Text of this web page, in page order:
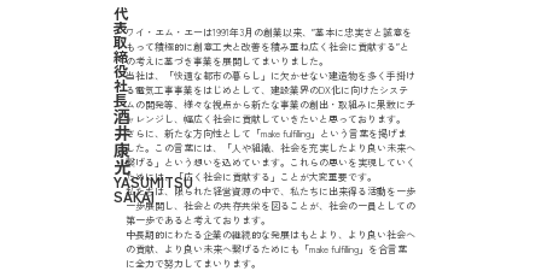
ワイ・エム・エーは1991年3月の創業以来、″基本に忠実さと誠意を
もって積極的に創意工夫と改善を積み重ね広く社会に貢献する″と
の考えに基づき事業を展開してまいりました。
当社は、「快適な都市の暮らし」に欠かせない建造物を多く手掛け
る電気工事事業をはじめとして、建設業界のDX化に向けたシステ
ムの開発等、様々な視点から新たな事業の創出・取組みに果敢にチ
ャレンジし、幅広く社会に貢献していきたいと思っております。
さらに、新たな方向性として「make fulfilling」という言葉を掲げま
した。この言葉には、「人や組織、社会を充実したより良い未来へ
繋げる」という想いを込めています。これらの思いを実現していく
ためには、「広く社会に貢献する」ことが大変重要です。
私たちは、限られた経営資源の中で、私たちに出来得る活動を一歩
一歩展開し、社会との共存共栄を図ることが、社会の一員としての
第一歩であると考えております。
中長期的にわたる企業の継続的な発展はもとより、より良い社会へ
の貢献、より良い未来へ繋げるためにも「make fulfilling」を合言葉
に全力で努力してまいります。
代
表
取
締
役
社
長
酒
井
康
光
YASUMITSU
SAKAI